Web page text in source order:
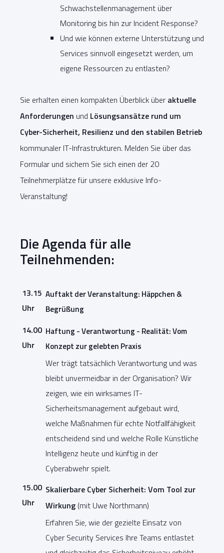
Schwachstellenmanagement über
Monitoring bis hin zur Incident Response?
Und wie können externe Unterstützung und
Services sinnvoll eingesetzt werden, um
eigene Ressourcen zu entlasten?
Sie erhalten einen kompakten Überblick über aktuelle
Anforderungen und Lösungsansätze rund um
Cyber-Sicherheit, Resilienz und den stabilen Betrieb
kommunaler IT-Infrastrukturen. Melden Sie über das
Formular und sichern Sie sich einen der 20
Teilnehmerplätze für unsere exklusive Info-
Veranstaltung!
Die Agenda für alle
Teilnehmenden:
13.15
Uhr
Auftakt der Veranstaltung: Häppchen &
Begrüßung
14.00
Uhr
Haftung - Verantwortung - Realität: Vom
Konzept zur gelebten Praxis
Wer trägt tatsächlich Verantwortung und was
bleibt unvermeidbar in der Organisation? Wir
zeigen, wie ein wirksames IT-
Sicherheitsmanagement aufgebaut wird,
welche Maßnahmen für echte Notfallfähigkeit
entscheidend sind und welche Rolle Künstliche
Intelligenz heute und künftig in der
Cyberabwehr spielt.
15.00
Uhr
Skalierbare Cyber Sicherheit: Vom Tool zur
Wirkung (mit Uwe Northmann)
Erfahren Sie, wie der gezielte Einsatz von
Cyber Security Services Ihre Teams entlastet